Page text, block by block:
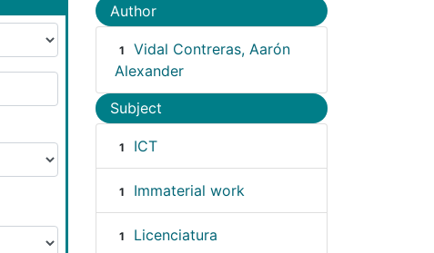
Author
1
Vidal Contreras, Aarón
Alexander
Subject
1 ICT
1 Immaterial work
1 Licenciatura